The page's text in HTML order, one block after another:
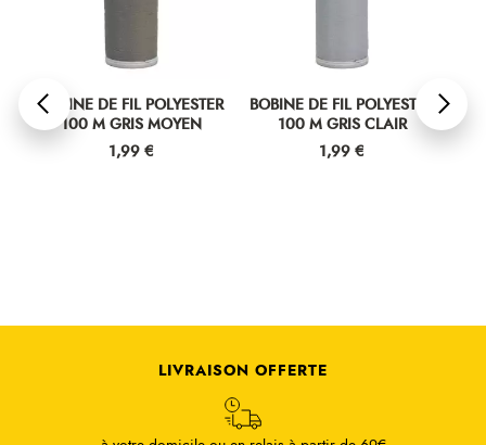
BOBINE DE FIL POLYESTER
100 M GRIS MOYEN
Prix
1,99 €
BOBINE DE FIL POLYESTER
100 M GRIS CLAIR
Prix
1,99 €
LIVRAISON OFFERTE